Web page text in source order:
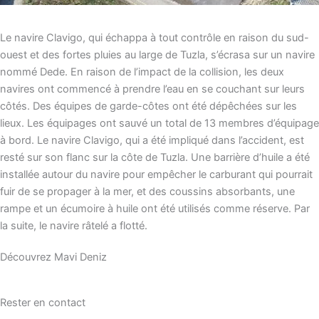
Le navire Clavigo, qui échappa à tout contrôle en raison du sud-
ouest et des fortes pluies au large de Tuzla, s’écrasa sur un navire
nommé Dede. En raison de l’impact de la collision, les deux
navires ont commencé à prendre l’eau en se couchant sur leurs
côtés. Des équipes de garde-côtes ont été dépêchées sur les
lieux. Les équipages ont sauvé un total de 13 membres d’équipage
à bord. Le navire Clavigo, qui a été impliqué dans l’accident, est
resté sur son flanc sur la côte de Tuzla. Une barrière d’huile a été
installée autour du navire pour empêcher le carburant qui pourrait
fuir de se propager à la mer, et des coussins absorbants, une
rampe et un écumoire à huile ont été utilisés comme réserve. Par
la suite, le navire râtelé a flotté.
Découvrez Mavi Deniz
Rester en contact